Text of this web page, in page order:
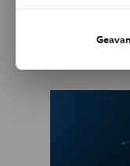
sterrenstelsels